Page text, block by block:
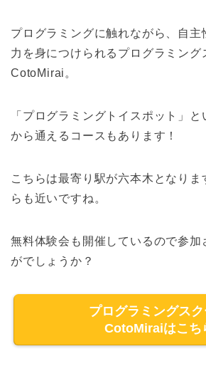
プログラミングに触れながら、自主
力を身につけられる プログラミング
CotoMirai。
「プログラミングトイスポット」と
から通えるコースもあります！
こちらは最寄り駅が六本木となりま
らも近いですね。
無料体験会も開催しているので参加
がでしょうか？
プログラミングス
CotoMiraiはこち